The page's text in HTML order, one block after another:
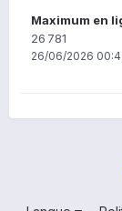
Maximum en
26 781
26/06/2026